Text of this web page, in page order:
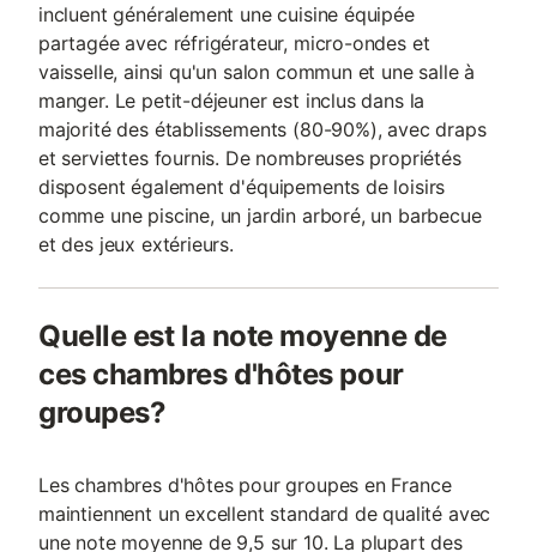
incluent généralement une cuisine équipée
partagée avec réfrigérateur, micro-ondes et
vaisselle, ainsi qu'un salon commun et une salle à
manger. Le petit-déjeuner est inclus dans la
majorité des établissements (80-90%), avec draps
et serviettes fournis. De nombreuses propriétés
disposent également d'équipements de loisirs
comme une piscine, un jardin arboré, un barbecue
et des jeux extérieurs.
Quelle est la note moyenne de
ces chambres d'hôtes pour
groupes?
Les chambres d'hôtes pour groupes en France
maintiennent un excellent standard de qualité avec
une note moyenne de 9,5 sur 10. La plupart des